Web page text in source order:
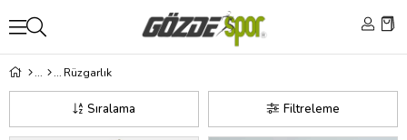
Rüzgarlık
Filtreleme
Sıralama